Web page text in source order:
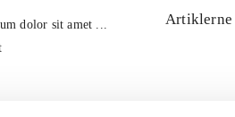
dolor sit amet ...